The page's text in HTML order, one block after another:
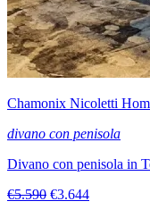
Chamonix Nicoletti
divano con penisola
Divano con penisola in
€5.590 €3.644